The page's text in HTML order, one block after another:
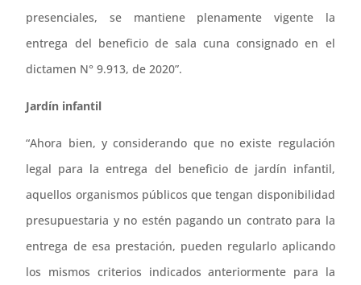
presenciales, se mantiene plenamente vigente la
entrega del beneficio de sala cuna consignado en el
dictamen N° 9.913, de 2020”.
Jardín infantil
“Ahora bien, y considerando que no existe regulación
legal para la entrega del beneficio de jardín infantil,
aquellos organismos públicos que tengan disponibilidad
presupuestaria y no estén pagando un contrato para la
entrega de esa prestación, pueden regularlo aplicando
los mismos criterios indicados anteriormente para la